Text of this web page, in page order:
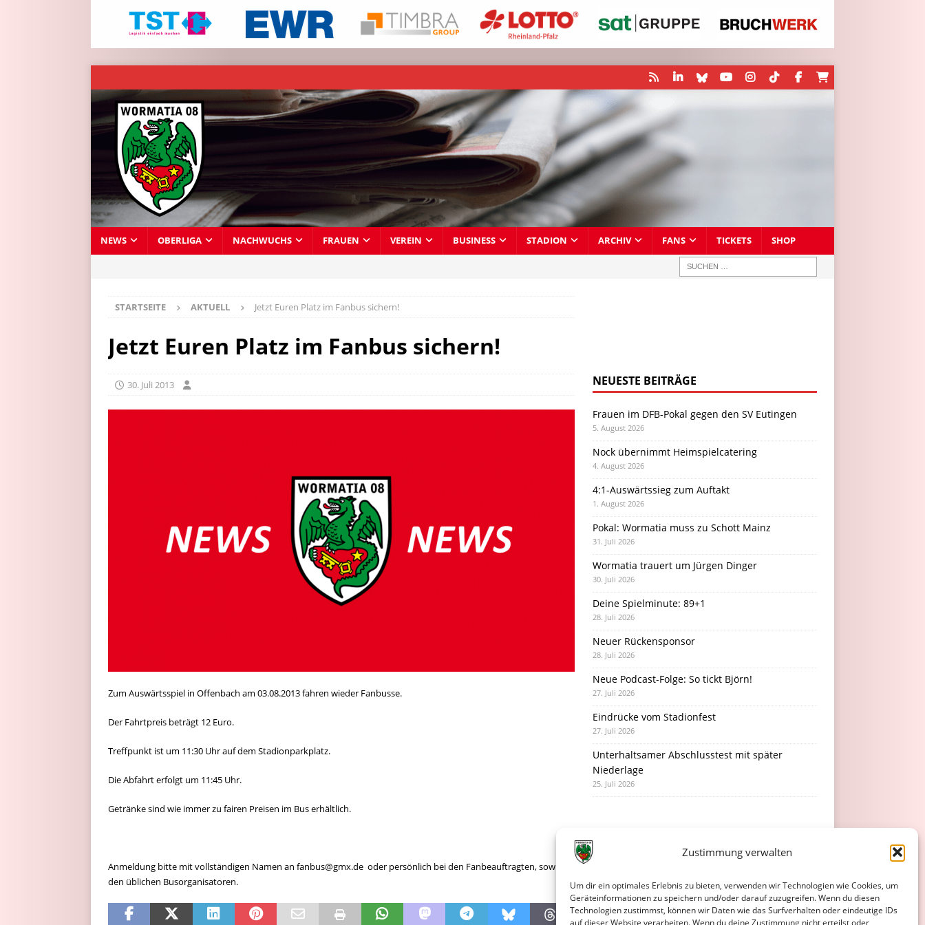
Zustimmung verwalten
Um dir ein optimales Erlebnis zu bieten, verwenden wir Technologien wie Cookies, um
Geräteinformationen zu speichern und/oder darauf zuzugreifen. Wenn du diesen
Technologien zustimmst, können wir Daten wie das Surfverhalten oder eindeutige IDs
auf dieser Website verarbeiten. Wenn du deine Zustimmung nicht erteilst oder
NEWS OBERLIGA NACHWUCHS FRAUEN VEREIN BUSINESS STADION ARCHIV FANS TICKETS SHOP
STARTSEITE AKTUELL Jetzt Euren Platz im Fanbus sichern!
Jetzt Euren Platz im Fanbus sichern!
30. Juli 2013
Zum Auswärtsspiel in Offenbach am 03.08.2013 fahren wieder Fanbusse.
Der Fahrtpreis beträgt 12 Euro.
Treffpunkt ist um 11:30 Uhr auf dem Stadionparkplatz.
Die Abfahrt erfolgt um 11:45 Uhr.
Getränke sind wie immer zu fairen Preisen im Bus erhältlich.
Anmeldung bitte mit vollständigen Namen an fanbus@gmx.de oder persönlich bei den Fanbeauftragten, sowie
den üblichen Busorganisatoren.
NEUESTE BEITRÄGE
Frauen im DFB-Pokal gegen den SV Eutingen
5. August 2026
Nock übernimmt Heimspielcatering
4. August 2026
4:1-Auswärtssieg zum Auftakt
1. August 2026
Pokal: Wormatia muss zu Schott Mainz
31. Juli 2026
Wormatia trauert um Jürgen Dinger
30. Juli 2026
Deine Spielminute: 89+1
28. Juli 2026
Neuer Rückensponsor
28. Juli 2026
Neue Podcast-Folge: So tickt Björn!
27. Juli 2026
Eindrücke vom Stadionfest
27. Juli 2026
Unterhaltsamer Abschlusstest mit später
Niederlage
25. Juli 2026